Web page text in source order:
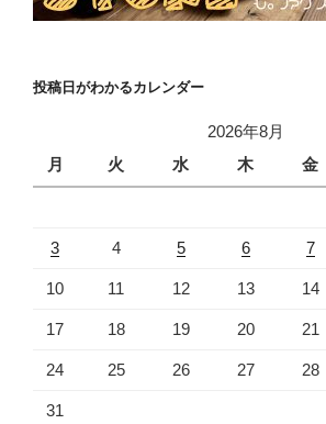
投稿日がわかるカレンダー
2026年8月
月
火 水 木 金
3 4 5 6 7
10 11 12 13 14
17 18 19 20 21
24 25 26 27 28
31